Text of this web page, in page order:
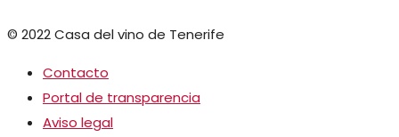
© 2022 Casa del vino de Tenerife
Contacto
Portal de transparencia
Aviso legal